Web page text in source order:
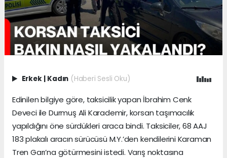
Erkek | Kadın (Haberi Sesli Oku)
Edinilen bilgiye göre, taksicilik yapan İbrahim Cenk
Deveci ile Durmuş Ali Karademir, korsan taşımacılık
yapıldığını öne sürdükleri araca bindi. Taksiciler, 68 AAJ
183 plakalı aracın sürücüsü M.Y.’den kendilerini Karaman
Tren Garı’na götürmesini istedi. Varış noktasına